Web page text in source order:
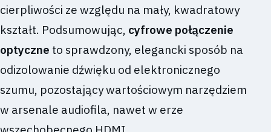
cierpliwości ze względu na mały, kwadratowy
kształt. Podsumowując, cyfrowe połączenie
optyczne to sprawdzony, elegancki sposób na
odizolowanie dźwięku od elektronicznego
szumu, pozostający wartościowym narzędziem
w arsenale audiofila, nawet w erze